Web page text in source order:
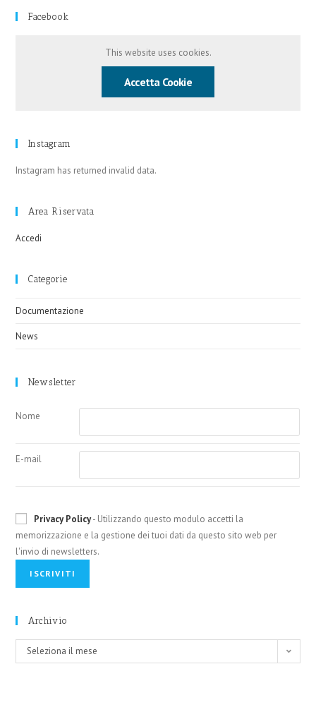
Facebook
This website uses cookies.
Accetta Cookie
Instagram
Instagram has returned invalid data.
Area Riservata
Accedi
Categorie
Documentazione
News
Newsletter
Nome
E-mail
Privacy Policy- Utilizzando questo modulo accetti la
memorizzazione e la gestione dei tuoi dati da questo sito web per
l'invio di newsletters.
Archivio
Archivio
Seleziona il mese